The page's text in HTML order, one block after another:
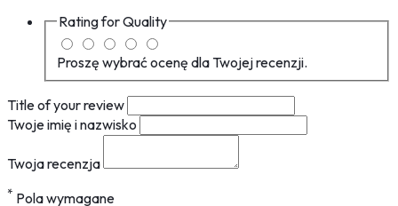
Rating forQuality
Proszę wybrać ocenę dla Twojej recenzji.
Title of your review
Twoje imię i nazwisko
Twoja recenzja
* Pola wymagane